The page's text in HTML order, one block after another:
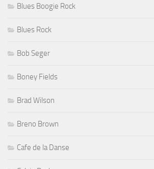
Blues Boogie Rock
Blues Rock
Bob Seger
Boney Fields
Brad Wilson
Breno Brown
Cafe de la Danse